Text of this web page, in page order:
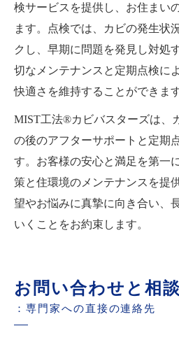
検サービスを提供し、お住まい
ます。点検では、カビの発生状
クし、早期に問題を発見し対処
切なメンテナンスと定期点検に
快適さを維持することができます
MIST工法®カビバスターズは、
の後のアフターサポートと定期
す。お客様の安心と満足を第一
策と住環境のメンテナンスを提
望やお悩みに真摯に向き合い、
いくことをお約束します。
お問い合わせと相
：専門家への直接の連絡先